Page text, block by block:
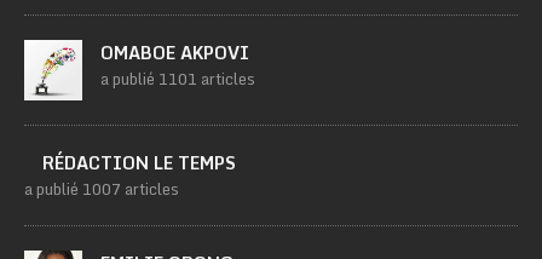
OMABOE AKPOVI
a publié 1101 articles
RÉDACTION LE TEMPS
a publié 1007 articles